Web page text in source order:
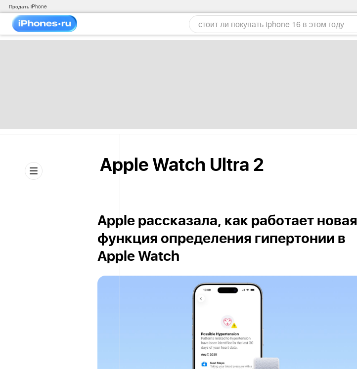
Продать iPhone
Apple Watch Ultra 2
Apple рассказала, как работает новая
функция определения гипертонии в
Apple Watch